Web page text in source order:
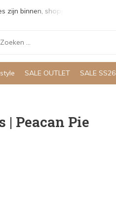
zijn binnen, shoppen maar!
SALE OUTLET SALE SS26
| Peacan Pie